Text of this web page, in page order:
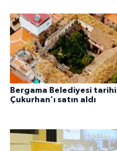
Bergama Belediyesi tarihi
Çukurhan’ı satın aldı